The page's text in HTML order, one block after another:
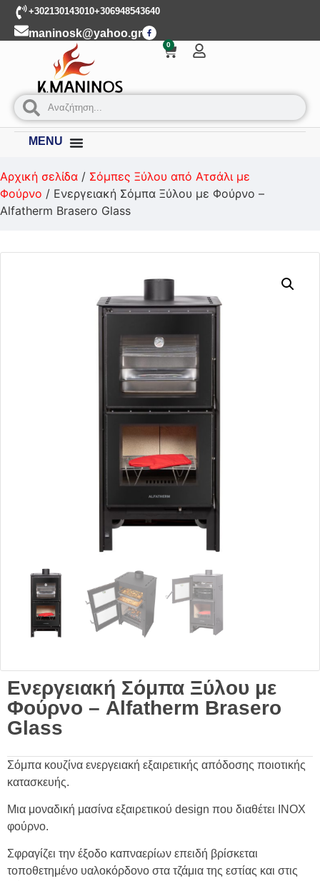
+302130143010+306948543640
maninosk@yahoo.gr
0
MENU
Αρχική σελίδα / Σόμπες Ξύλου από Ατσάλι με
Φούρνο / Ενεργειακή Σόμπα Ξύλου με Φούρνο –
Alfatherm Brasero Glass
Ενεργειακή Σόμπα Ξύλου με
Φούρνο – Alfatherm Brasero
Glass
Σόμπα κουζίνα ενεργειακή εξαιρετικής απόδοσης ποιοτικής
κατασκευής.
Μια μοναδική μασίνα εξαιρετικού design που διαθέτει ΙΝΟΧ
φούρνο.
Σφραγίζει την έξοδο καπναερίων επειδή βρίσκεται
τοποθετημένο υαλοκόρδονο στα τζάμια της εστίας και στις